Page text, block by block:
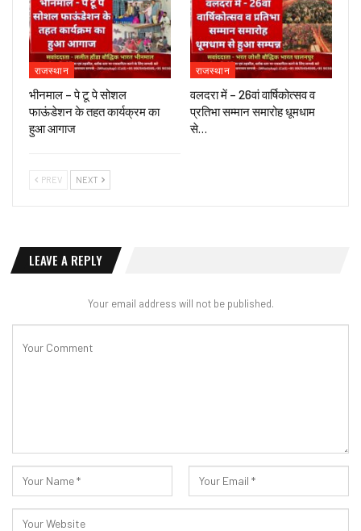
राजस्थान
भीनमाल – पे टू पे सोशल
फाऊंडेशन के तहत कार्यक्रम का
हुआ आगाज
राजस्थान
वलदरा में – 26वां वार्षिकोत्सव व
प्रतिभा सम्मान समारोह धूमधाम
से…
PREV NEXT
LEAVE A REPLY
Your email address will not be published.